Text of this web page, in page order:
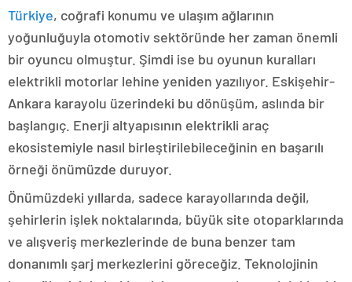
Türkiye, coğrafi konumu ve ulaşım ağlarının
yoğunluğuyla otomotiv sektöründe her zaman önemli
bir oyuncu olmuştur. Şimdi ise bu oyunun kuralları
elektrikli motorlar lehine yeniden yazılıyor. Eskişehir-
Ankara karayolu üzerindeki bu dönüşüm, aslında bir
başlangıç. Enerji altyapısının elektrikli araç
ekosistemiyle nasıl birleştirilebileceğinin en başarılı
örneği önümüzde duruyor.
Önümüzdeki yıllarda, sadece karayollarında değil,
şehirlerin işlek noktalarında, büyük site otoparklarında
ve alışveriş merkezlerinde de buna benzer tam
donanımlı şarj merkezlerini göreceğiz. Teknolojinin